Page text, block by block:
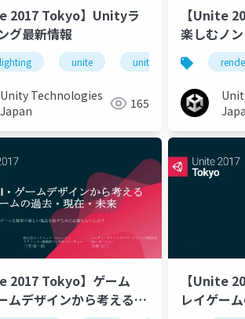
2017 Tokyo】Unityラ
グ最新情報
lighting unite unity unity3d
Unity Technologies
Japan
165
【Unite
楽しむノ
り講座：
ニアクス
2017 Tokyo】ゲーム
ムデザインから考えるゲ
【Unite
レイゲー